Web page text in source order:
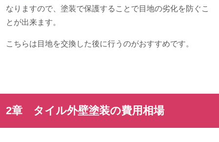
なりますので、塗装で保護することで目地の劣化を防ぐこ
とが出来ます。
こちらは目地を交換した後に行うのがおすすめです。
2章 タイル外壁塗装の費用相場